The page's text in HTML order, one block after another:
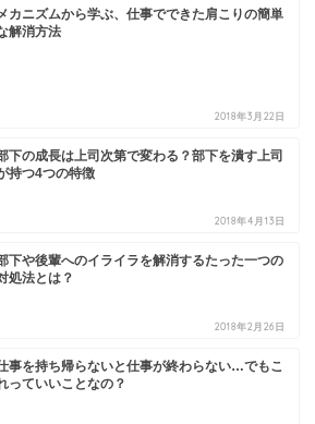
カニズムから学ぶ、仕事でできた肩こりの簡単
解消方法
2018年3月22日
下の成長は上司次第で変わる？部下を潰す上司
持つ4つの特徴
2018年4月13日
下や後輩へのイライラを解消するたった一つの
処法とは？
2018年2月26日
事を持ち帰らないと仕事が終わらない…でもこ
っていいことなの？